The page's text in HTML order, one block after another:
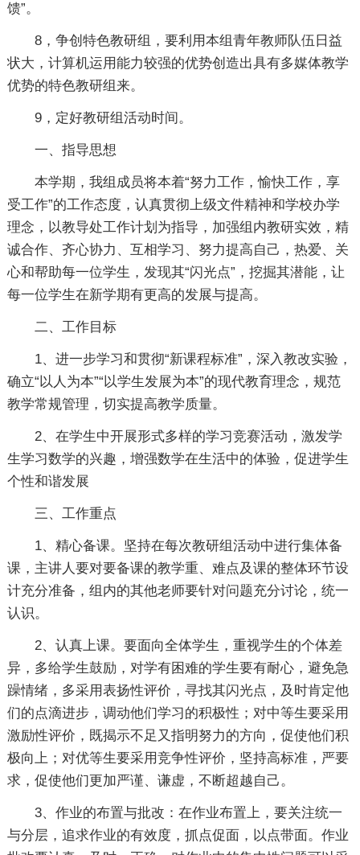
馈”。
8，争创特色教研组，要利用本组青年教师队伍日益
状大，计算机运用能力较强的优势创造出具有多媒体教学
优势的特色教研组来。
9，定好教研组活动时间。
一、指导思想
本学期，我组成员将本着“努力工作，愉快工作，享
受工作”的工作态度，认真贯彻上级文件精神和学校办学
理念，以教导处工作计划为指导，加强组内教研实效，精
诚合作、齐心协力、互相学习、努力提高自己，热爱、关
心和帮助每一位学生，发现其“闪光点”，挖掘其潜能，让
每一位学生在新学期有更高的发展与提高。
二、工作目标
1、进一步学习和贯彻“新课程标准”，深入教改实验，
确立“以人为本”“以学生发展为本”的现代教育理念，规范
教学常规管理，切实提高教学质量。
2、在学生中开展形式多样的学习竞赛活动，激发学
生学习数学的兴趣，增强数学在生活中的体验，促进学生
个性和谐发展
三、工作重点
1、精心备课。坚持在每次教研组活动中进行集体备
课，主讲人要对要备课的教学重、难点及课的整体环节设
计充分准备，组内的其他老师要针对问题充分讨论，统一
认识。
2、认真上课。要面向全体学生，重视学生的个体差
异，多给学生鼓励，对学有困难的学生要有耐心，避免急
躁情绪，多采用表扬性评价，寻找其闪光点，及时肯定他
们的点滴进步，调动他们学习的积极性；对中等生要采用
激励性评价，既揭示不足又指明努力的方向，促使他们积
极向上；对优等生要采用竞争性评价，坚持高标准，严要
求，促使他们更加严谨、谦虚，不断超越自己。
3、作业的布置与批改：在作业布置上，要关注统一
与分层，追求作业的有效度，抓点促面，以点带面。作业